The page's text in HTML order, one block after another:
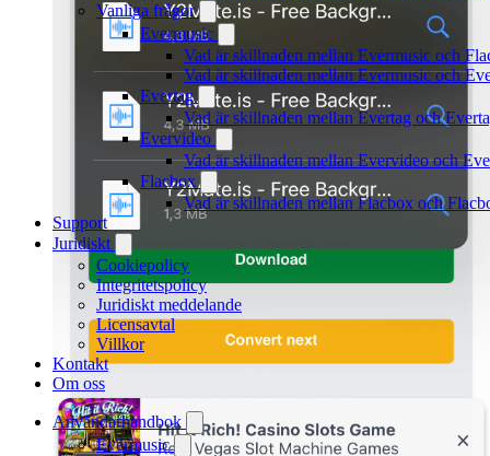
Vanliga frågor
Evermusic
Vad är skillnaden mellan Evermusic och
Vad är skillnaden mellan Evermusic och
Evertag
Vad är skillnaden mellan Evertag och
Evervideo
Vad är skillnaden mellan Evervideo och
Flacbox
Vad är skillnaden mellan Flacbox och
Support
Juridiskt
Cookiepolicy
Integritetspolicy
Juridiskt meddelande
Licensavtal
Villkor
Kontakt
Om oss
Användarhandbok
Evermusic